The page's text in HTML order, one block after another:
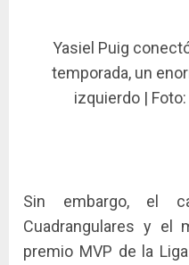
Yasiel Puig
temporada, un
izquierdo |
Sin embargo, el
Cuadrangulares y el
premio MVP de la